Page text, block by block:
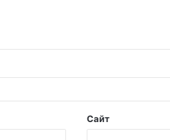
Сайт